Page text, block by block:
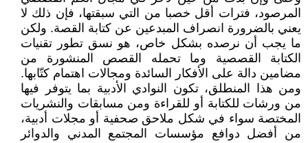
المرصود، فترات أقل خصبا من التي سبقتها، فإن ذلك لا
يعني بالضرورة انصراف المبدعين عن كتابة القصة. ولكن
ما يجب أن نرصده بشكل خاص، هو نسق تطور تقنيات
الكتابة القصصية وما تحمله القصص المنشورة من
مضامين دالة على الأفكار السائدة ومجالات اهتمام كتّابها.
ومن هذا المنطلق، تكون النوادي الأدبية بما يتوفر فيها
من ورشات للكتابة أو للقراءة ومن مسابقات والنشريات
المختصة سواء في شكل ملاحق صحفية أو مجلات أدبية،
من أفضل دوافع مؤسسات المجتمع المدني والدوائر